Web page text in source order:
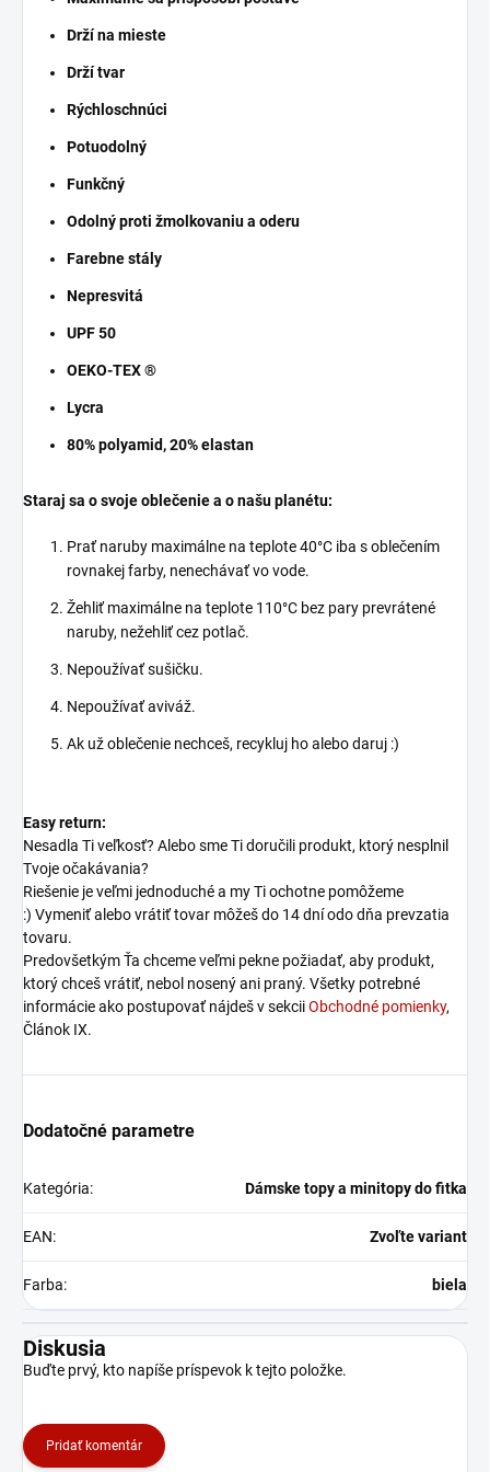
Drží na mieste
Drží tvar
Rýchloschnúci
Potuodolný
Funkčný
Odolný proti žmolkovaniu a oderu
Farebne stály
Nepresvitá
UPF 50
OEKO-TEX ®
Lycra
80% polyamid, 20% elastan
Staraj sa o svoje oblečenie a o našu planétu:
Prať naruby maximálne na teplote 40°C iba s oblečením
rovnakej farby, nenechávať vo vode.
Žehliť maximálne na teplote 110°C bez pary prevrátené
naruby, nežehliť cez potlač.
Nepoužívať sušičku.
Nepoužívať aviváž.
Ak už oblečenie nechceš, recykluj ho alebo daruj :)
Easy return:
Nesadla Ti veľkosť? Alebo sme Ti doručili produkt, ktorý nesplnil
Tvoje očakávania?
Riešenie je veľmi jednoduché a my Ti ochotne pomôžeme
:) Vymeniť alebo vrátiť tovar môžeš do 14 dní odo dňa prevzatia
tovaru.
Predovšetkým Ťa chceme veľmi pekne požiadať, aby produkt,
ktorý chceš vrátiť, nebol nosený ani praný. Všetky potrebné
informácie ako postupovať nájdeš v sekciiObchodné pomienky,
Článok IX.
Dodatočné parametre
Kategória: Dámske topy a minitopy do fitka
EAN: Zvoľte variant
Farba: biela
Diskusia
Buďte prvý, kto napíše príspevok k tejto položke.
Pridať komentár